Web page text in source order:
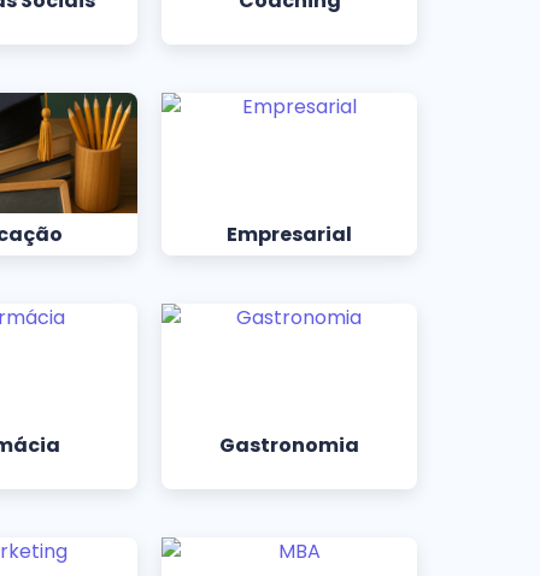
Empresarial
Gastronomia